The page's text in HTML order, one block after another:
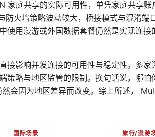
庭共享的实际可用性，单凭家庭共享账
火墙策略波动较大，桥接模式与混淆端
使用漫游或外国数据套餐仍然是实现连接
接影响并发连接的可用性与稳定性。多家
策略与地区监管的限制。换句话说，哪怕
会因为地区差异而改变。综上所述，
国际场景 旅行/漫游